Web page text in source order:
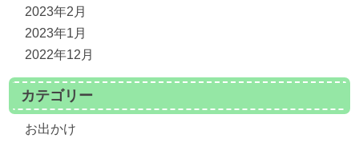
2023年2月
2023年1月
2022年12月
カテゴリー
お出かけ